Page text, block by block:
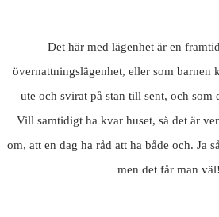
Det här med lägenhet är en
övernattningslägenhet, eller som barnen
ute och svirat på stan till sent, och som
Vill samtidigt ha kvar huset, så det är
om, att en dag ha råd att ha både och. Ja
men det får man